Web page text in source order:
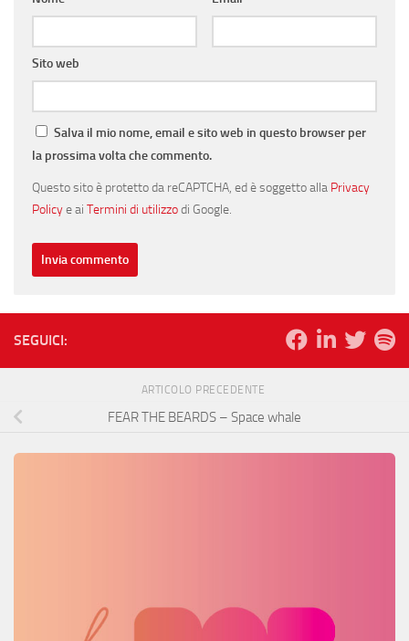
Sito web
Salva il mio nome, email e sito web in questo browser per
la prossima volta che commento.
Questo sito è protetto da reCAPTCHA, ed è soggetto alla Privacy
Policye ai Termini di utilizzodi Google.
SEGUICI:
ARTICOLO PRECEDENTE
FEAR THE BEARDS – Space whale